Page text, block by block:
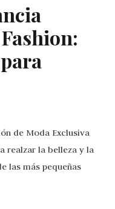
de Moda Exclusiva
realzar la belleza y la
las más pequeñas